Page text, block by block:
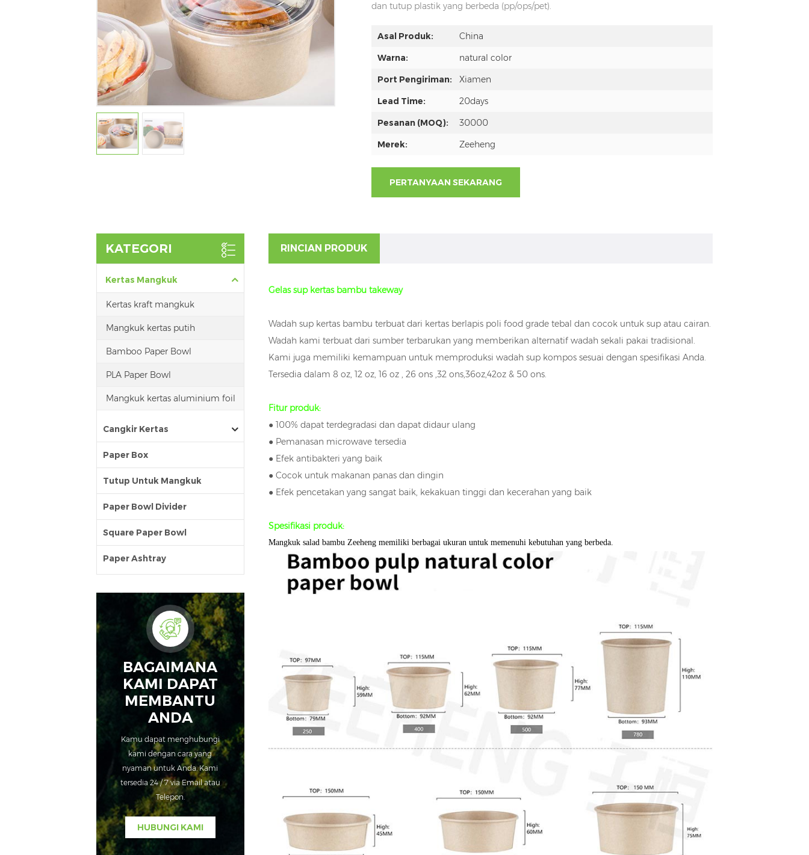
dan tutup plastik yang berbeda (pp/ops/pet).
Asal Produk:
China
Warna:
natural color
Port Pengiriman:
Xiamen
Lead Time:
20days
Pesanan (MOQ):
30000
Merek:
Zeeheng
PERTANYAAN SEKARANG
KATEGORI
Kertas Mangkuk
Kertas kraft mangkuk
Mangkuk kertas putih
Bamboo Paper Bowl
PLA Paper Bowl
Mangkuk kertas aluminium foil
Cangkir Kertas
Paper Box
Tutup Untuk Mangkuk
Paper Bowl Divider
Square Paper Bowl
Paper Ashtray
BAGAIMANA
KAMI DAPAT
MEMBANTU
ANDA
Kamu dapat menghubungi
kami dengan cara yang
nyaman untuk Anda. Kami
tersedia 24 / 7 via Email atau
Telepon.
HUBUNGI KAMI
RINCIAN PRODUK
Gelas sup kertas bambu takeway
Wadah sup kertas bambu terbuat dari kertas berlapis poli food grade tebal dan cocok untuk sup atau cairan.
Wadah kami terbuat dari sumber terbarukan yang memberikan alternatif wadah sekali pakai tradisional.
Kami juga memiliki kemampuan untuk memproduksi wadah sup kompos sesuai dengan spesifikasi Anda.
Tersedia dalam 8 oz, 12 oz, 16 oz , 26 ons,32 ons,36oz,42oz& 50 ons.
Fitur produk:
● 100% dapat terdegradasi dan dapat didaur ulang
● Pemanasan microwave tersedia
● Efek antibakteri yang baik
● Cocok untuk makanan panas dan dingin
● Efek pencetakan yang sangat baik, kekakuan tinggi dan kecerahan yang baik
Spesifikasi produk:
Mangkuk salad bambu Zeeheng memiliki berbagai ukuran untuk memenuhi kebutuhan yang berbeda.